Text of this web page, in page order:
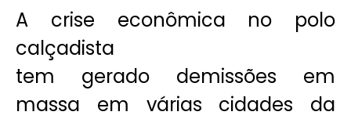
A crise econômica no polo
calçadista
tem gerado demissões em
massa em várias cidades da